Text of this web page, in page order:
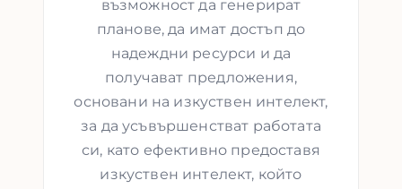
възможност да генерират
планове, да имат достъп до
надеждни ресурси и да
получават предложения,
основани на изкуствен интелект,
за да усъвършенстват работата
си, като ефективно предоставя
изкуствен интелект, който